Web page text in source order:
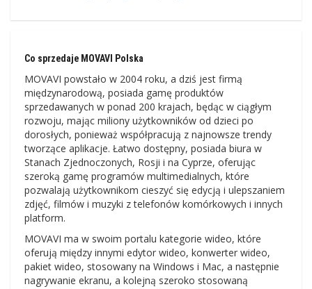
Co sprzedaje MOVAVI Polska
MOVAVI powstało w 2004 roku, a dziś jest firmą
międzynarodową, posiada gamę produktów
sprzedawanych w ponad 200 krajach, będąc w ciągłym
rozwoju, mając miliony użytkowników od dzieci po
dorosłych, ponieważ współpracują z najnowsze trendy
tworzące aplikacje. Łatwo dostępny, posiada biura w
Stanach Zjednoczonych, Rosji i na Cyprze, oferując
szeroką gamę programów multimedialnych, które
pozwalają użytkownikom cieszyć się edycją i ulepszaniem
zdjęć, filmów i muzyki z telefonów komórkowych i innych
platform.
MOVAVI ma w swoim portalu kategorie wideo, które
oferują między innymi edytor wideo, konwerter wideo,
pakiet wideo, stosowany na Windows i Mac, a następnie
nagrywanie ekranu, a kolejną szeroko stosowaną